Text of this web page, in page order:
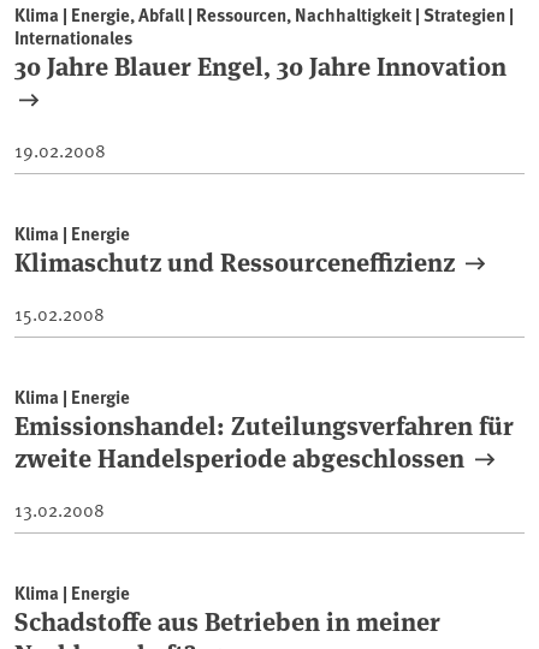
Klima | Energie, Abfall | Ressourcen, Nachhaltigkeit | Strategien |
Internationales
30 Jahre Blauer Engel, 30 Jahre Innovation
19.02.2008
Klima | Energie
Klimaschutz und Ressourceneffizienz
15.02.2008
Klima | Energie
Emissionshandel: Zuteilungsverfahren für
zweite Handelsperiode abgeschlossen
13.02.2008
Klima | Energie
Schadstoffe aus Betrieben in meiner